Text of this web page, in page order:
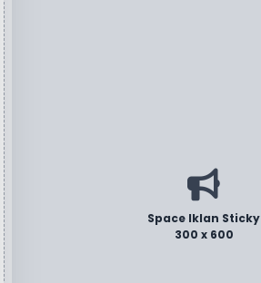
Space Iklan Sticky
300 x 600